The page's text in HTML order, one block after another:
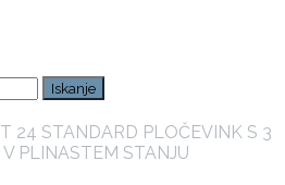
24 STANDARD PLOČEVINK S 3
PLINASTEM STANJU